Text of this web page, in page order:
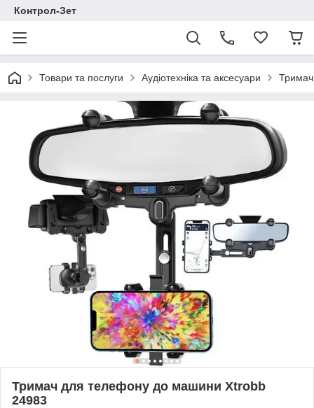
Контрол-Зет
Товари та послуги Аудіотехніка та аксесуари
Тримач для телефону до машини Xtrobb
24983